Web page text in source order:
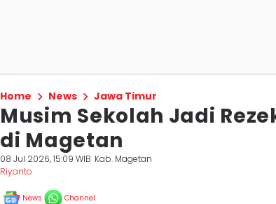
Home News Jawa Timur
Musim Sekolah Jadi
di Magetan
08 Jul 2026, 15:09 WIB Kab. Magetan
Riyanto
News Channel